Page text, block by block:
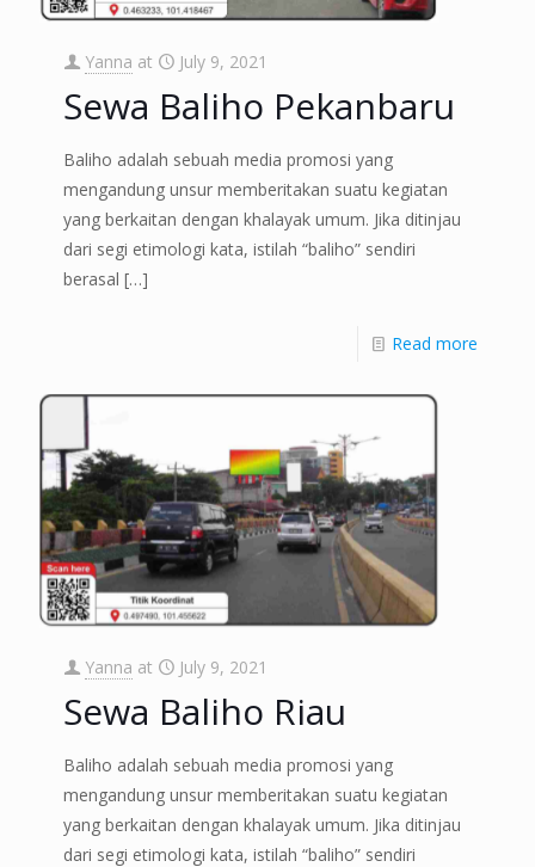
Yanna at July 9, 2021
Sewa Baliho Pekanbaru
Baliho adalah sebuah media promosi yang
mengandung unsur memberitakan suatu kegiatan
yang berkaitan dengan khalayak umum. Jika ditinjau
dari segi etimologi kata, istilah “baliho” sendiri
berasal […]
Read more
Yanna at July 9, 2021
Sewa Baliho Riau
Baliho adalah sebuah media promosi yang
mengandung unsur memberitakan suatu kegiatan
yang berkaitan dengan khalayak umum. Jika ditinjau
dari segi etimologi kata, istilah “baliho” sendiri